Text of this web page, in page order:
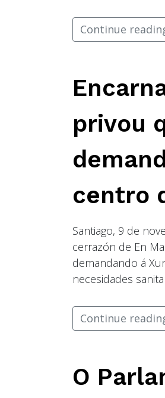
Continue
privou
centro
Santiago, 9 de
cerrazón de En
demandando á
necesidades
Continue
O